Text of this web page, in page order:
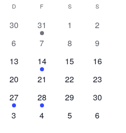
und
D DONNERSTAG
F SSAMSTAGS
0
Veranstaltungen
30
1
Veranstaltung
31
0
1
0
2
0
6
0
7
0
8
0
9
0
Veranstaltungen
13
1
Veranstaltung
14
0
15
0
16
0
20
0
21
0
22
0
23
1
Veranstaltung
27
2
Veranstaltungen
28
0
29
0
30
0
3
0
4
0
5
0
6